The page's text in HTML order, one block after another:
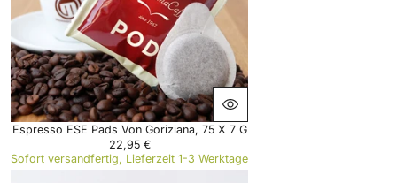
Espresso ESE Pads Von Goriziana, 75 X 7 G
R
E
22,95 €
Sofort versandfertig, Lieferzeit 1-3 Werktage